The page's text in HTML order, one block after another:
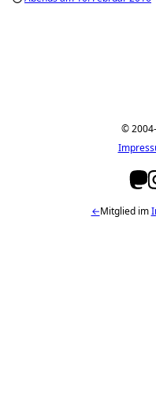
©
←Mitglied im